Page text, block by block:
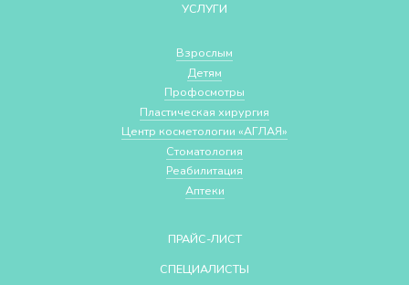
УСЛУГИ
Взрослым
Детям
Профосмотры
Пластическая хирургия
Центр косметологии «АГЛАЯ»
Стоматология
Реабилитация
Аптеки
ПРАЙС-ЛИСТ
СПЕЦИАЛИСТЫ